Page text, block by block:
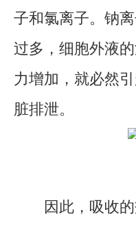
子和氯离子。钠
过多，细胞外液
力增加，就必然
脏排泄。
因此，吸收的